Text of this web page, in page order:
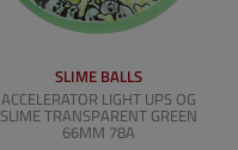
SLIME BALLS
ACCELERATOR LIGHT UPS OG
SLIME TRANSPARENT GREEN
66MM 78A